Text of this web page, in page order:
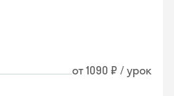
от 1090 ₽ / урок